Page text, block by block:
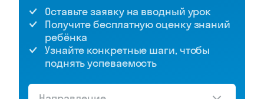
Оставьте заявку на вводный урок
Получите бесплатную оценку знаний
ребёнка
Узнайте конкретные шаги, чтобы
поднять успеваемость